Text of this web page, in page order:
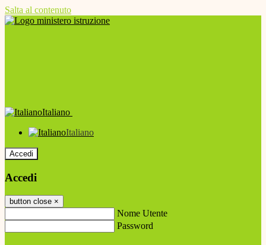
Salta al contenuto
Italiano
Italiano
Accedi
Accedi
button close ×
Nome Utente
Password